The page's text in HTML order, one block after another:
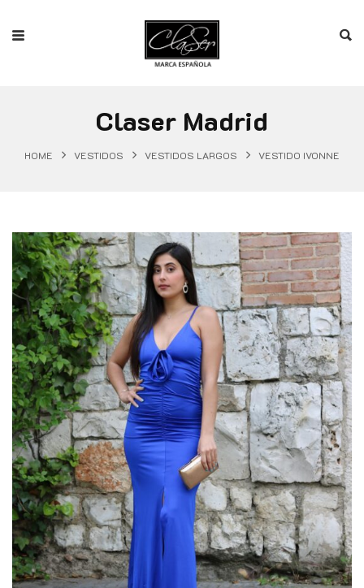
Claser Madrid
HOME VESTIDOS VESTIDOS LARGOS VESTIDO IVONNE